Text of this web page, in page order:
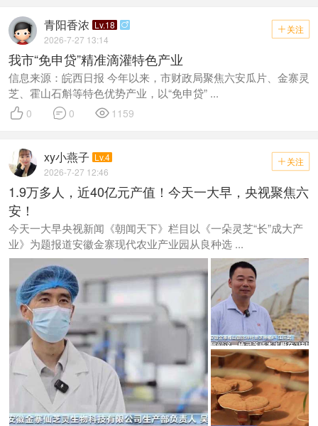
 关注
青阳香浓 Lv.18 
2026-7-27 13:14
我市“免申贷”精准滴灌特色产业
信息来源：皖西日报 今年以来，市财政局聚焦六安瓜片、金寨灵
芝、霍山石斛等特色优势产业，以“免申贷” ...
 0  0  1159
 关注
xy小燕子 Lv.4
2026-7-27 12:46
1.9万多人，近40亿元产值！今天一大早，央视聚焦六
安！
今天一大早央视新闻《朝闻天下》栏目以《一朵灵芝“长”成大产
业》为题报道安徽金寨现代农业产业园从良种选 ...